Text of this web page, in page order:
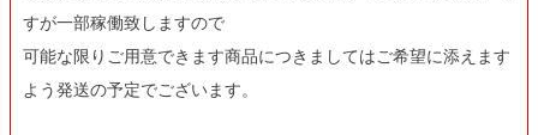
すが一部稼働致しますので
可能な限りご用意できます商品につきましてはご希望に添えます
よう発送の予定でございます。